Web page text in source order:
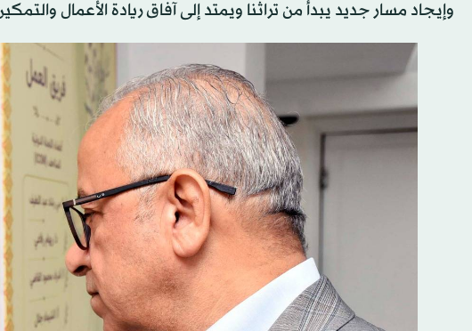
وإيجاد مسار جديد يبدأ من تراثنا ويمتد إلى آفاق ريادة الأعمال